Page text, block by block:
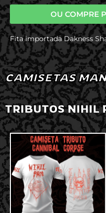
OU COMPRE
Fita importada Dakness
CAMISETAS
TRIBUTOS NIHIL